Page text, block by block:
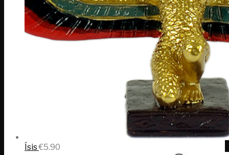
Ísis€5.90